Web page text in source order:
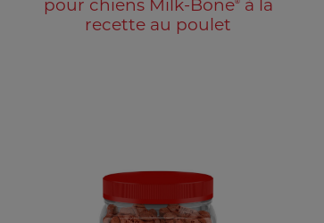
pour chiens Milk-Bone®à la
recette au poulet